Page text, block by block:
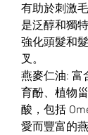
有助於刺激
是泛醇和獨
強化頭髮和
叉。
燕麥仁油: 富
育酚、植物
酸，包括
愛而豐富的